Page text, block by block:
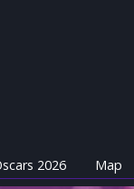
2026 Map